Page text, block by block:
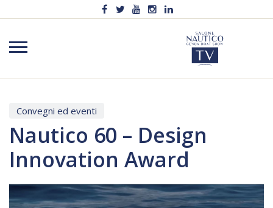
Convegni ed eventi
Nautico 60 – Design
Innovation Award
Video